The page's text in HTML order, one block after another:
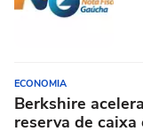
ECONOMIA
Berkshire
reserva de